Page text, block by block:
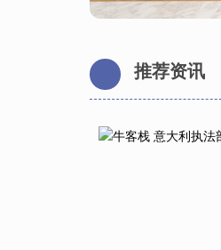
推荐资讯